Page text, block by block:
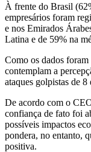
À frente do Brasil
empresários foram
e nos Emirados
Latina e de 59% na
Como os dados foram
contemplam a
ataques golpistas de
De acordo com o
confiança de fato foi
possíveis impactos
pondera, no entanto,
positiva.